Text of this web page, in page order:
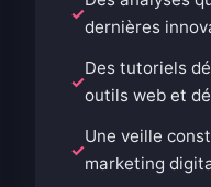
dernières
Des tutoriels
outils web et
Une veille
marketing